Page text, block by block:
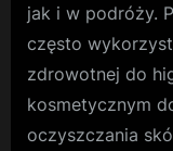
jak i w podróży.
często
zdrowotnej do
kosmetycznym
oczyszczania